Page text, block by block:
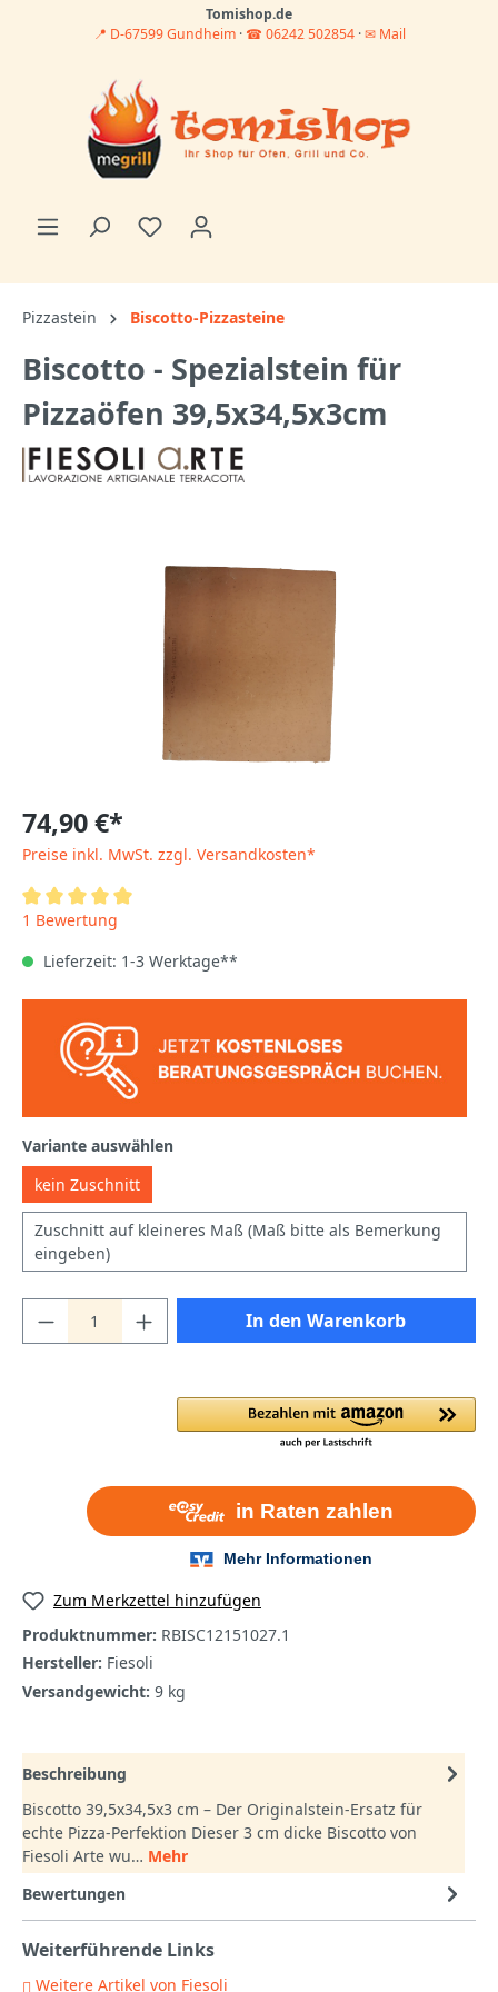
Tomishop.de
📍 D-67599 Gundheim · ☎ 06242 502854·✉ Mail
Pizzastein Biscotto-Pizzasteine
Biscotto - Spezialstein für
Pizzaöfen 39,5x34,5x3cm
74,90 €*
Preise inkl. MwSt. zzgl. Versandkosten*
1 Bewertung
Lieferzeit: 1-3 Werktage**
Variante auswählen
kein Zuschnitt
Zuschnitt auf kleineres Maß (Maß bitte als Bemerkung
eingeben)
In den Warenkorb
Zum Merkzettel hinzufügen
Produktnummer: RBISC12151027.1
Hersteller: Fiesoli
Versandgewicht: 9 kg
Beschreibung
Biscotto 39,5x34,5x3 cm – Der Originalstein-Ersatz für
echte Pizza-Perfektion Dieser 3 cm dicke Biscotto von
Fiesoli Arte wu… Mehr
Bewertungen
Weiterführende Links
Weitere Artikel von Fiesoli